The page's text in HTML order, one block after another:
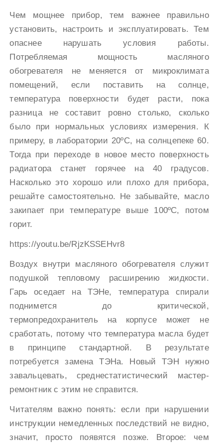
Чем мощнее прибор, тем важнее правильно
установить, настроить и эксплуатировать. Тем
опаснее нарушать условия работы.
Потребляемая мощность масляного
обогревателя не меняется от микроклимата
помещений, если поставить на солнце,
температура поверхности будет расти, пока
разница не составит ровно столько, сколько
было при нормальных условиях измерения. К
примеру, в лаборатории 20ºС, на солнцепеке 60.
Тогда при переходе в новое место поверхность
радиатора станет горячее на 40 градусов.
Насколько это хорошо или плохо для прибора,
решайте самостоятельно. Не забывайте, масло
закипает при температуре выше 100ºС, потом
горит.
https://youtu.be/RjzKSSEHvr8
Воздух внутри масляного обогревателя служит
подушкой тепловому расширению жидкости.
Гарь оседает на ТЭНе, температура спирали
поднимется до критической,
термопредохранитель на корпусе может не
сработать, потому что температура масла будет
в принципе стандартной. В результате
потребуется замена ТЭНа. Новый ТЭН нужно
завальцевать, среднестатистический мастер-
ремонтник с этим не справится.
Читателям важно понять: если при нарушении
инструкции немедленных последствий не видно,
значит, просто появятся позже. Второе: чем